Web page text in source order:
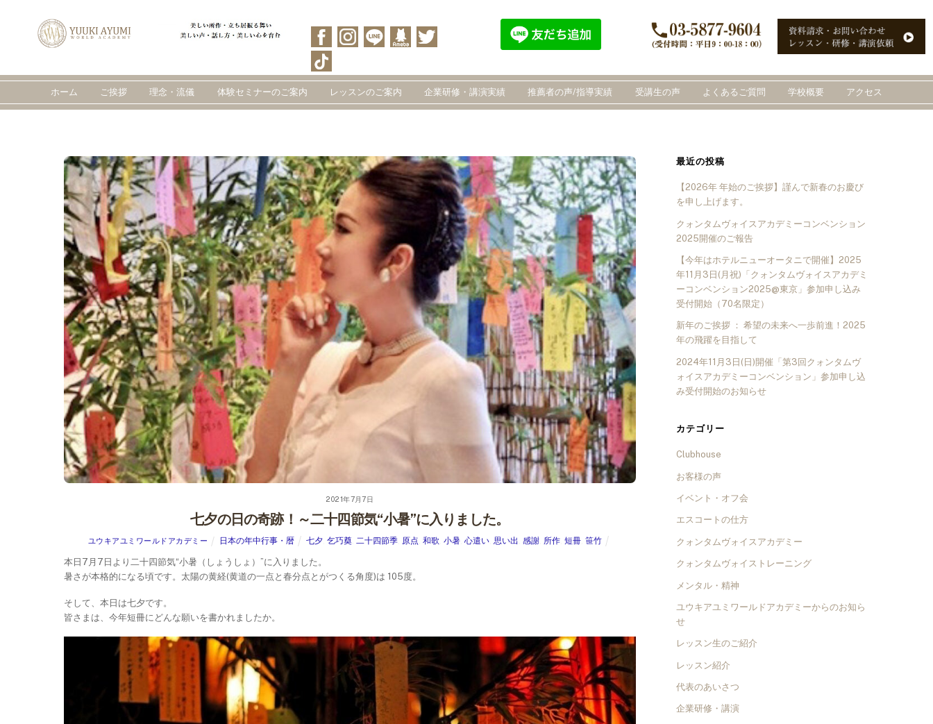
ホーム ご挨拶 理念・流儀 体験セミナーのご案内 レッスンのご案内 企業研修・講演実績 推薦者の声/指導実績 受講生の声 よくあるご質問 学校概要 アクセス
2021年7月7日
七夕の日の奇跡！～二十四節気“小暑”に入りました。
ユウキアユミワールドアカデミー 日本の年中行事・暦 七夕, 乞巧奠, 二十四節季, 原点 和歌 小暑, 心遣い, 思い出 感謝, 所作, 短冊, 笹竹
本日7月7日より二十四節気“小暑（しょうしょ）”に入りました。
暑さが本格的になる頃です。太陽の黄経(黄道の一点と春分点とがつくる角度)は 105度。
そして、本日は七夕です。
皆さまは、今年短冊にどんな願いを書かれましたか。
最近の投稿
【2026年 年始のご挨拶】謹んで新春のお慶び
を申し上げます。
クォンタムヴォイスアカデミーコンベンション
2025開催のご報告
【今年はホテルニューオータニで開催】2025
年11月3日(月祝)「クォンタムヴォイスアカデミ
ーコンベンション2025@東京」参加申し込み
受付開始（70名限定）
新年のご挨拶 ： 希望の未来へ一歩前進！2025
年の飛躍を目指して
2024年11月3日(日)開催「第3回クォンタムヴ
ォイスアカデミーコンベンション」参加申し込
み受付開始のお知らせ
カテゴリー
Clubhouse
お客様の声
イベント・オフ会
エスコートの仕方
クォンタムヴォイスアカデミー
クォンタムヴォイストレーニング
メンタル・精神
ユウキアユミワールドアカデミーからのお知ら
せ
レッスン生のご紹介
レッスン紹介
代表のあいさつ
企業研修・講演